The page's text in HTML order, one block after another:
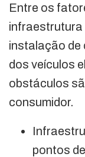
Entre os
infraestrutura
instalação de
dos veículos
obstáculos
consumidor.
pontos